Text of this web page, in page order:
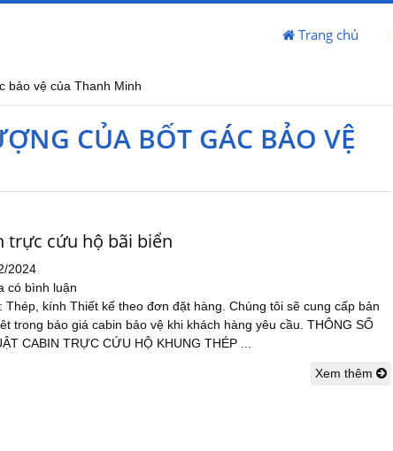
Trang chủ
bảo vệ của Thanh Minh
CỦA BỐT GÁC BẢO VỆ
trực cứu hộ bãi biển
2024
có bình luận
Thép, kính Thiết kế theo đơn đặt hàng. Chúng tôi sẽ cung cấp bản
trong báo giá cabin bảo vệ khi khách hàng yêu cầu. THÔNG SỐ
CABIN TRỰC CỨU HỘ KHUNG THÉP ...
Xem thêm